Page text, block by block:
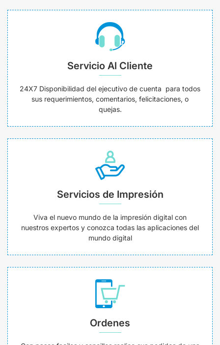
Servicio Al Cliente
24X7 Disponibilidad del ejecutivo de cuenta para todos
sus requerimientos, comentarios, felicitaciones, o
quejas.
Servicios de Impresión
Viva el nuevo mundo de la impresión digital con
nuestros expertos y conozca todas las aplicaciones del
mundo digital
Ordenes